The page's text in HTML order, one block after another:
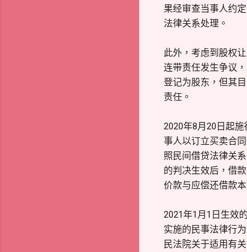
果经审查当事人约
法律关系处理。
此外，考虑到股权
连带责任发生争议
登记为股东，但其
责任。
2020年8月20日起
事人以订立买卖合
照民间借贷法律关
的判决生效后，借
价款与应偿还借款
2021年1月1日生效
实施的民事法律行
民法院关于适用有